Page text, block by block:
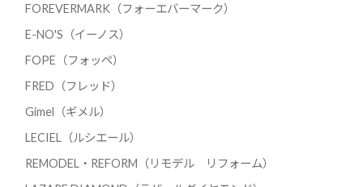
FOREVERMARK（フォーエバーマーク）
E-NO'S（イーノス）
FOPE（フォッペ）
FRED（フレッド）
Gimel（ギメル）
LECIEL（ルシエール）
REMODEL・REFORM（リモデル リフォーム）